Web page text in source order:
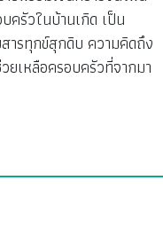
ครัวในบ้านเกิด เป็น
ารทุกข์สุกดิบ ความคิดถึง
ยเหลือครอบครัวที่จากมา